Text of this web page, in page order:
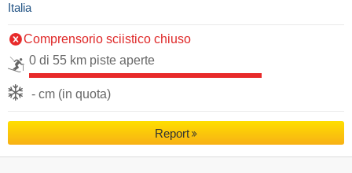
Italia
Comprensorio sciistico chiuso
0 di 55 km piste aperte
- cm (in quota)
Report